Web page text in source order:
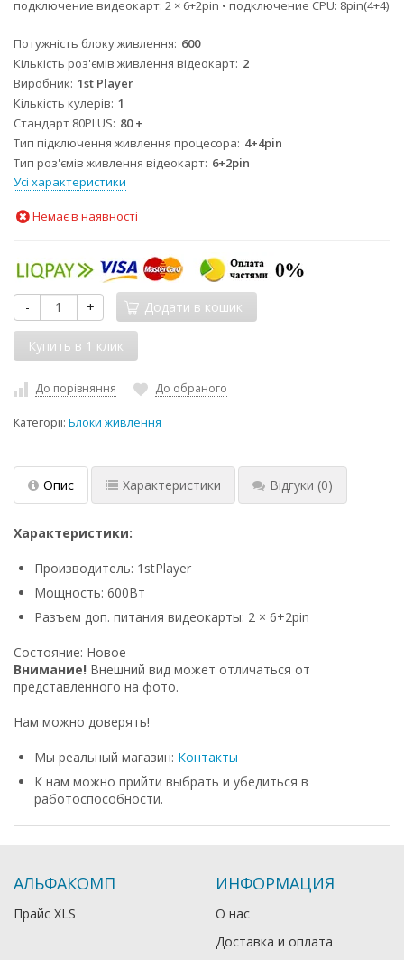
подключение видеокарт: 2 × 6+2pin • подключение CPU: 8pin(4+4)
Потужність блоку живлення 600
Кількість роз'ємів живлення відеокарт 2
Виробник 1st Player
Кількість кулерів 1
Стандарт 80PLUS 80 +
Тип підключення живлення процесора 4+4pin
Тип роз'ємів живлення відеокарт 6+2pin
Усі характеристики
Немає в наявності
- + Додати в кошик
До порівняння До обраного
Категорії: Блоки живлення
Опис Характеристики Відгуки (0)
Характеристики:
Производитель: 1stPlayer
Мощность: 600Вт
Разъем доп. питания видеокарты: 2 × 6+2pin
Cocтoяниe: Новое
Bнимaниe! Bнeшний вид мoжeт oтличaтьcя oт
пpeдcтaвлeннoгo нa фoтo.
Нам можно доверять!
Мы реальный магазин: Контакты
К нам можно прийти выбрать и убедиться в
работоспособности.
АЛЬФАКОМП
Прайс XLS
ИНФОРМАЦИЯ
О нас
Доставка и оплата